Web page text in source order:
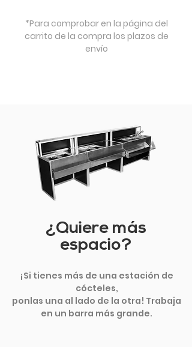
*Para comprobar en la página del
carrito de la compra los plazos de
envío
¿Quiere más
espacio?
¡Si tienes más de una estación de
cócteles,
ponlas una al lado de la otra! Trabaja
en un barra más grande.